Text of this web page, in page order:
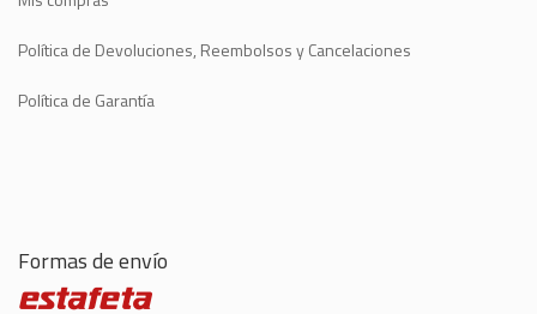
Política de Devoluciones, Reembolsos y Cancelaciones
Política de Garantía
Formas de envío